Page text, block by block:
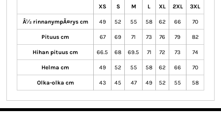
XS S M L XL 2XL 3XL
Â½ rinnanympÃ¤rys cm 49 52 55 58 62 66 70
Pituus cm 67 69 71 73 76 79 82
Hihan pituus cm 66.5 68 69.5 71 72 73 74
Helma cm 49 52 55 58 62 66 70
Olka-olka cm 43 45 47 49 52 55 58